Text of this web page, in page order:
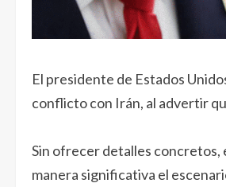
El presidente de Estados
conflicto con Irán, al advertir
Sin ofrecer detalles concretos,
manera significativa el